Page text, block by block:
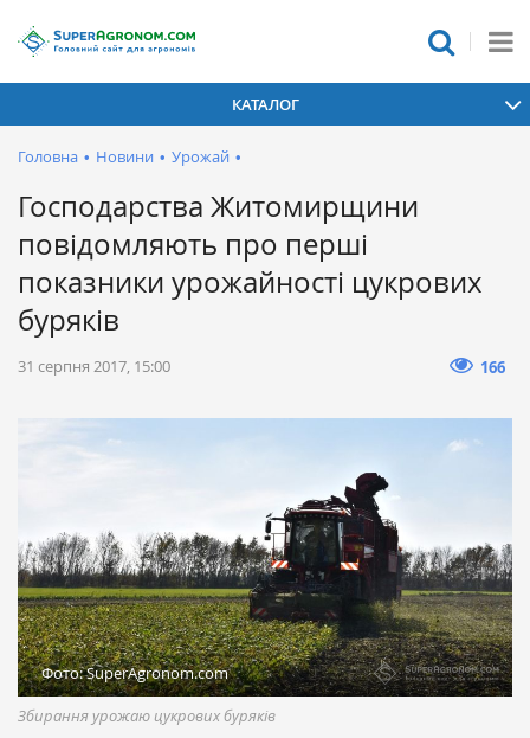
КАТАЛОГ
Головна • Новини • Урожай •
Господарства Житомирщини
повідомляють про перші
показники урожайності цукрових
буряків
31 серпня 2017, 15:00 166
Фото: SuperAgronom.com
Збирання урожаю цукрових буряків